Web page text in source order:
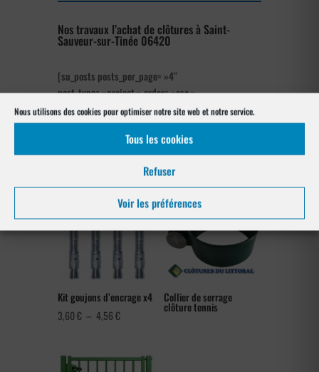
Nous utilisons des cookies pour optimiser notre site web et notre service.
Tous les cookies
Refuser
Voir les préférences
Nos travaux l’achat de clôtures à Saint-
Sauveur-sur-Tinée 06420
[su_posts posts_per_page= »4″
post_type= »project » order= »asc »
orderby= »rand »]
Notre gamme pour la pose
à Saint-Sauveur-sur-Tinée 06420
Kit goujons d’encrage x4
3,60€ – 4,56€Plage
3,60 €
Collier de serrage
clôture tennis